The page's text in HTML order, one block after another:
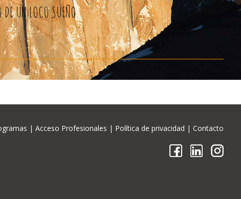
DE UN LOCO SUEÑO.
| Acceso Profesionales | Política de privacidad | Contacto